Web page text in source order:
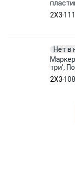
2X3
Нет в
три',
2X3